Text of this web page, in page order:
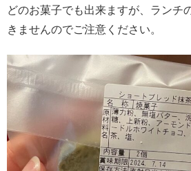
どのお菓子でも出来ますが、ランチ
きませんのでご注意ください。